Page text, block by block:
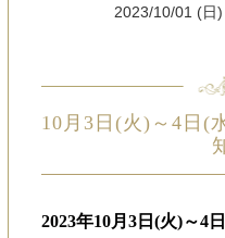
2023/10/01 (日)
10月3日(火)～4日(
2023年10月3日(火)～4